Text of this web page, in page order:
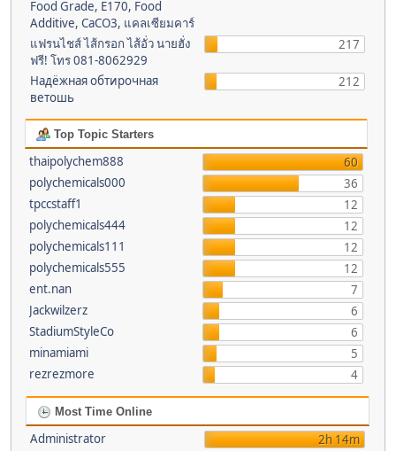
Food Grade, E170, Food
Additive, CaCO3, แคลเซียมคาร์
แฟรนไชส์ ไส้กรอก ไส้อั่ว นายฮั่ง
ฟรี! โทร 081-8062929
217
Надёжная обтирочная
ветошь
212
Top Topic Starters
thaipolychem888
60
polychemicals000
36
tpccstaff1
12
polychemicals444
12
polychemicals111
12
polychemicals555
12
ent.nan
7
Jackwilzerz
6
StadiumStyleCo
6
minamiami
5
rezrezmore
4
Most Time Online
Administrator
2h 14m